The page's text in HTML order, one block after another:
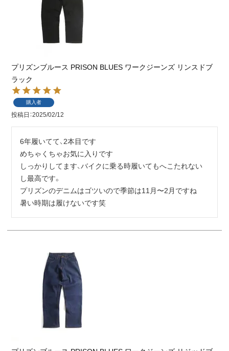
プリズンブルース PRISON BLUES ワークジーンズ リンスドブ
ラック
購入者
投稿日 2025/02/12
6年履いてて、2本目です
めちゃくちゃお気に入りです
しっかりしてます、バイクに乗る時履いてもへこたれない
し最高です。
プリズンのデニムはゴツいので季節は11月〜2月ですね
暑い時期は履けないです笑